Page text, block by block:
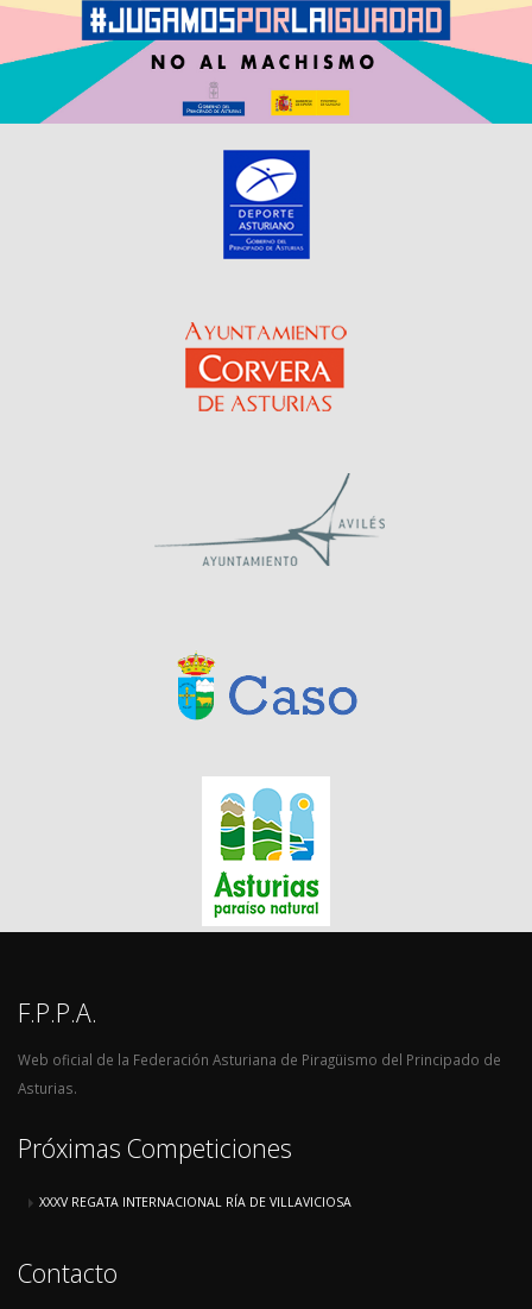
F.P.P.A.
Web oficial de la Federación Asturiana de Piragüismo del Principado de
Asturias.
Próximas Competiciones
XXXV REGATA INTERNACIONAL RÍA DE VILLAVICIOSA
Contacto